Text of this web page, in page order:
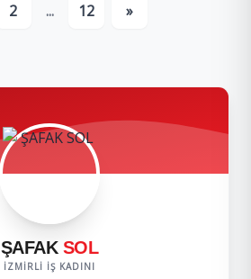
2 ... 12 »
ŞAFAK SOL
İZMIRLI İŞ KADINI